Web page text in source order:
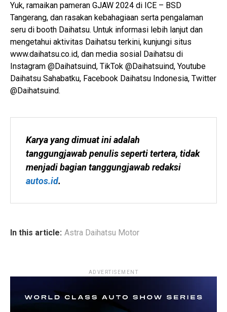
Yuk, ramaikan pameran GJAW 2024 di ICE – BSD
Tangerang, dan rasakan kebahagiaan serta pengalaman
seru di booth Daihatsu. Untuk informasi lebih lanjut dan
mengetahui aktivitas Daihatsu terkini, kunjungi situs
www.daihatsu.co.id, dan media sosial Daihatsu di
Instagram @Daihatsuind, TikTok @Daihatsuind, Youtube
Daihatsu Sahabatku, Facebook Daihatsu Indonesia, Twitter
@Daihatsuind.
Karya yang dimuat ini adalah
tanggungjawab penulis seperti tertera, tidak
autos.id.
In this article: Astra Daihatsu Motor
ADVERTISEMENT